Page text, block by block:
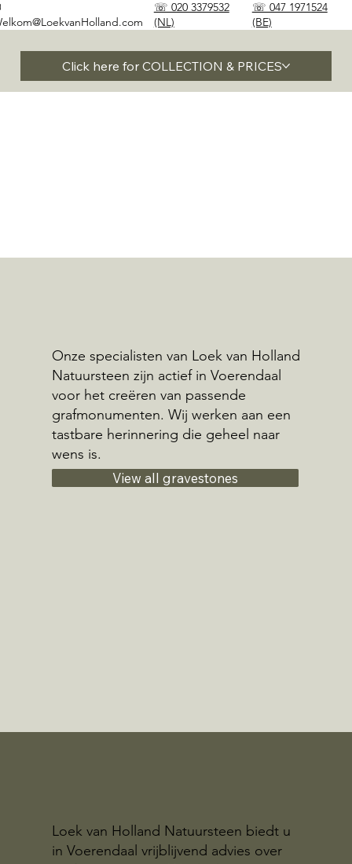
☏ 020 3379532
(NL)
☏ 047 1971524
(BE)
Click here for COLLECTION & PRICES
Onze specialisten van Loek van Holland
Natuursteen zijn actief in Voerendaal
voor het creëren van passende
grafmonumenten. Wij werken aan een
tastbare herinnering die geheel naar
wens is.
View all gravestones
Loek van Holland Natuursteen biedt u
in Voerendaal vrijblijvend advies over